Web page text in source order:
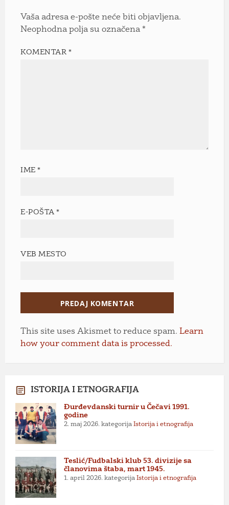
Vaša adresa e-pošte neće biti objavljena.
Neophodna polja su označena *
KOMENTAR*
IME*
E-POŠTA*
VEB MESTO
This site uses Akismet to reduce spam. Learn
how your comment data is processed.
ISTORIJA I ETNOGRAFIJA
Đurđevdanski turnir u Čečavi 1991.
godine
2. maj 2026. kategorija Istorija i etnografija
Teslić/Fudbalski klub 53. divizije sa
članovima štaba, mart 1945.
1. april 2026. kategorija Istorija i etnografija